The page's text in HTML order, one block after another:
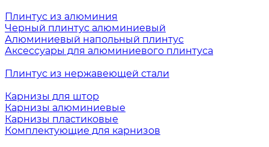
Плинтус из алюминия
Черный плинтус алюминиевый
Алюминиевый напольный плинтус
Аксессуары для алюминиевого плинтуса
Плинтус из нержавеющей стали
Карнизы для штор
Карнизы алюминиевые
Карнизы пластиковые
Комплектующие для карнизов